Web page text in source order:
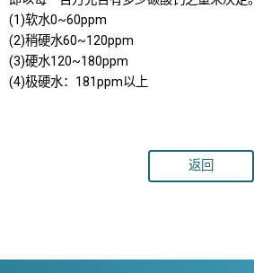
(1)软水0~60ppm
(2)稍硬水60~120ppm
(3)硬水120~180ppm
(4)极硬水：181ppm以上
返回